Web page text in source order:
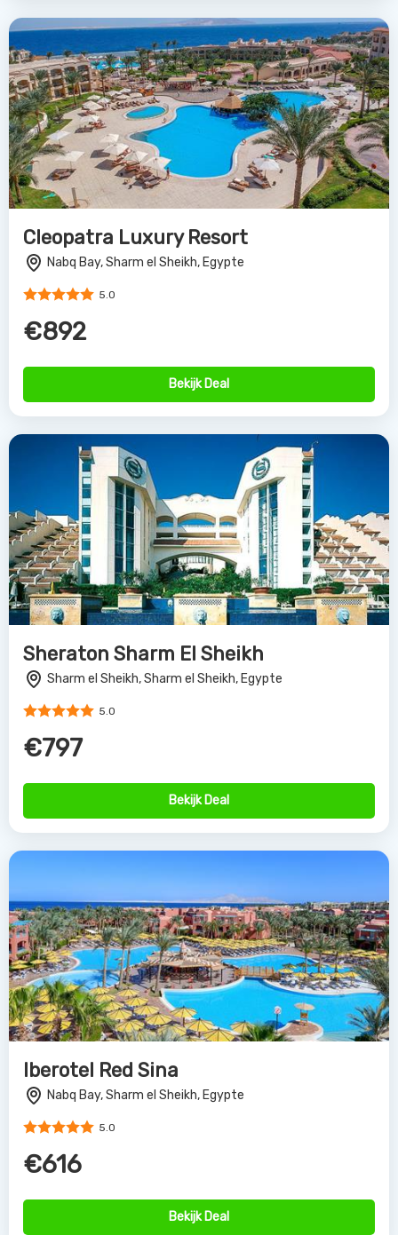
Cleopatra Luxury Resort
Nabq Bay, Sharm el Sheikh, Egypte
5.0
€892
Bekijk Deal
Sheraton Sharm El Sheikh
Sharm el Sheikh, Sharm el Sheikh, Egypte
5.0
€797
Bekijk Deal
Iberotel Red Sina
Nabq Bay, Sharm el Sheikh, Egypte
5.0
€616
Bekijk Deal